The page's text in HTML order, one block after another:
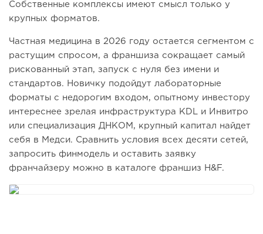
Собственные комплексы имеют смысл только у
крупных форматов.
Частная медицина в 2026 году остается сегментом с
растущим спросом, а франшиза сокращает самый
рискованный этап, запуск с нуля без имени и
стандартов. Новичку подойдут лабораторные
форматы с недорогим входом, опытному инвестору
интереснее зрелая инфраструктура KDL и Инвитро
или специализация ДНКОМ, крупный капитал найдет
себя в Медси. Сравнить условия всех десяти сетей,
запросить финмодель и оставить заявку
франчайзеру можно в каталоге франшиз H&F.